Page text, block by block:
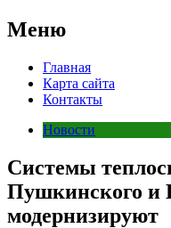
Меню
Главная
Карта сайта
Контакты
Новости
Системы
Пушкинского и
модернизируют